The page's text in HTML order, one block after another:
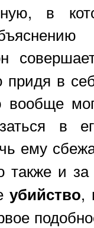
в
в
вообще
в
ему
также и
убийство,